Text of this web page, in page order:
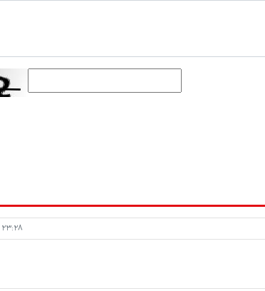
۲۳:۲۸ - ۱۴۰۱/۱۲/۰۴